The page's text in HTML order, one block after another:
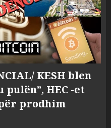
KESH blen
HEC -et
prodhim